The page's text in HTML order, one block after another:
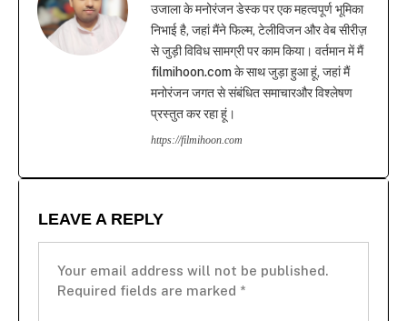
उजाला के मनोरंजन डेस्क पर एक महत्वपूर्ण भूमिका
निभाई है, जहां मैंने फिल्म, टेलीविजन और वेब सीरीज़
से जुड़ी विविध सामग्री पर काम किया। वर्तमान में मैं
filmihoon.com के साथ जुड़ा हुआ हूं, जहां मैं
मनोरंजन जगत से संबंधित समाचारऔर विश्लेषण
प्रस्तुत कर रहा हूं।
https://filmihoon.com
LEAVE A REPLY
Your email address will not be published.
Required fields are marked *